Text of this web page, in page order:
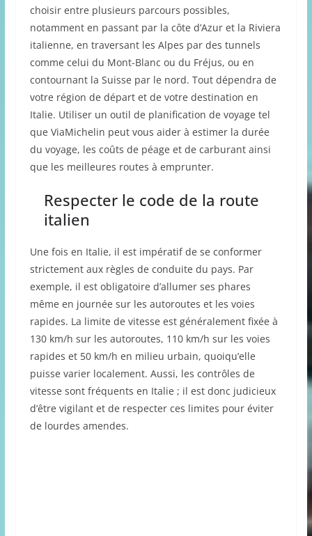
choisir entre plusieurs parcours possibles,
notamment en passant par la côte d’Azur et la Riviera
italienne, en traversant les Alpes par des tunnels
comme celui du Mont-Blanc ou du Fréjus, ou en
contournant la Suisse par le nord. Tout dépendra de
votre région de départ et de votre destination en
Italie. Utiliser un outil de planification de voyage tel
que ViaMichelin peut vous aider à estimer la durée
du voyage, les coûts de péage et de carburant ainsi
que les meilleures routes à emprunter.
Respecter le code de la route
italien
Une fois en Italie, il est impératif de se conformer
strictement aux règles de conduite du pays. Par
exemple, il est obligatoire d’allumer ses phares
même en journée sur les autoroutes et les voies
rapides. La limite de vitesse est généralement fixée à
130 km/h sur les autoroutes, 110 km/h sur les voies
rapides et 50 km/h en milieu urbain, quoiqu’elle
puisse varier localement. Aussi, les contrôles de
vitesse sont fréquents en Italie ; il est donc judicieux
d’être vigilant et de respecter ces limites pour éviter
de lourdes amendes.